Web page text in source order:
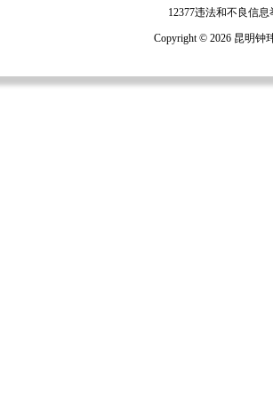
12377违法和不良信
Copyright © 2026 昆明钟